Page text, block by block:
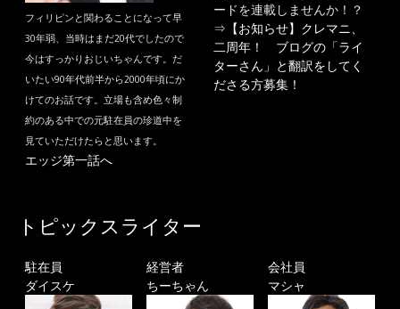
フィリピンと関わることになって早
30年弱、当時はまだ20代でしたので
今はすっかりおじいちゃんです。だ
いたい90年代前半から2000年頃にか
けてのお話です。立場も含め色々制
約のある中での元駐在員の珍道中を
見ていただけたらと思います。
エッジ第一話へ
ードを連載しませんか！？
⇒ 【お知らせ】クレマニ、
二周年！ ブログの「ライ
ターさん」と翻訳をしてく
ださる方募集！
トピックスライター
駐在員
ダイスケ
経営者
ちーちゃん
会社員
マシャ